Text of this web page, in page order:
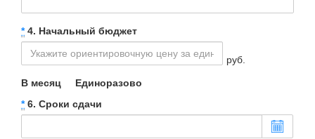
*4. Начальный бюджет
руб.
В месяц
Единоразово
*6. Сроки сдачи